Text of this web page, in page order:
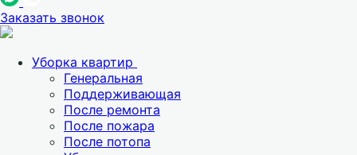
Заказать звонок
Уборка квартир
Генеральная
Поддерживающая
После ремонта
После пожара
После потопа